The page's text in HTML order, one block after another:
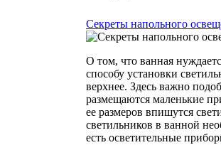
Секреты напольного
О том, что ванная
способу установки
верхнее. Здесь важно
размещаются маленькие
ее размеров впишутся
светильников в ванной
есть осветительные